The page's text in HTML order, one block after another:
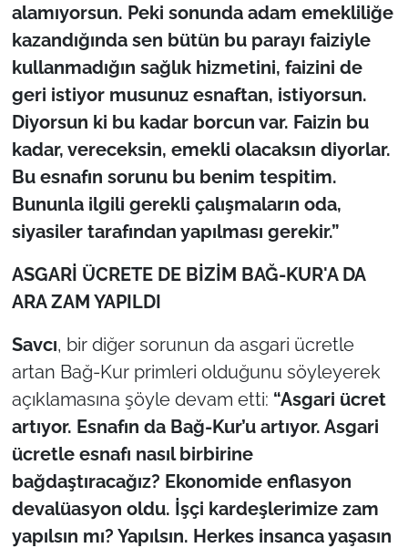
alamıyorsun. Peki sonunda adam emekliliğe
kazandığında sen bütün bu parayı faiziyle
kullanmadığın sağlık hizmetini, faizini de
geri istiyor musunuz esnaftan, istiyorsun.
Diyorsun ki bu kadar borcun var. Faizin bu
kadar, vereceksin, emekli olacaksın diyorlar.
Bu esnafın sorunu bu benim tespitim.
Bununla ilgili gerekli çalışmaların oda,
siyasiler tarafından yapılması gerekir.”
ASGARİ ÜCRETE DE BİZİM BAĞ-KUR'A DA
ARA ZAM YAPILDI
Savcı, bir diğer sorunun da asgari ücretle
artan Bağ-Kur primleri olduğunu söyleyerek
açıklamasına şöyle devam etti: “Asgari ücret
artıyor. Esnafın da Bağ-Kur’u artıyor. Asgari
ücretle esnafı nasıl birbirine
bağdaştıracağız? Ekonomide enflasyon
devalüasyon oldu. İşçi kardeşlerimize zam
yapılsın mı? Yapılsın. Herkes insanca yaşasın